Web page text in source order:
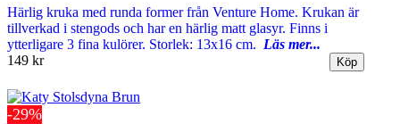
Härlig kruka med runda former från Venture Home. Krukan är
tillverkad i stengods och har en härlig matt glasyr. Finns i
ytterligare 3 fina kulörer. Storlek: 13x16 cm. Läs mer...
149 kr
-29%